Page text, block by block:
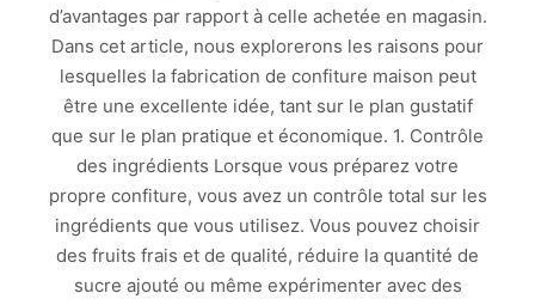
d’avantages par rapport à celle achetée en magasin.
Dans cet article, nous explorerons les raisons pour
lesquelles la fabrication de confiture maison peut
être une excellente idée, tant sur le plan gustatif
que sur le plan pratique et économique. 1. Contrôle
des ingrédients Lorsque vous préparez votre
propre confiture, vous avez un contrôle total sur les
ingrédients que vous utilisez. Vous pouvez choisir
des fruits frais et de qualité, réduire la quantité de
sucre ajouté ou même expérimenter avec des